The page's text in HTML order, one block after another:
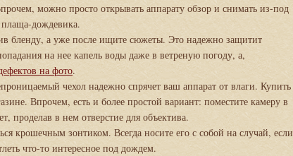
можно просто открывать аппарату обзор и снимать из-под
дождевика.
бленду, а уже после ищите сюжеты. Это надежно защитит
на нее капель воды даже в ветреную погоду, а,
на фото.
чехол надежно спрячет ваш аппарат от влаги. Купить
Впрочем, есть и более простой вариант: поместите камеру в
проделав в нем отверстие для объектива.
крошечным зонтиком. Всегда носите его с собой на случай, если
что-то интересное под дождем.